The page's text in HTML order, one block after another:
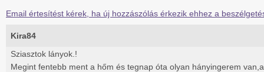
Email értesítést kérek, ha új hozzászólás érkezik ehhez a
Kira84
Sziasztok lányok.!
Megint fentebb ment a hőm és tegnap óta olyan hányingerem